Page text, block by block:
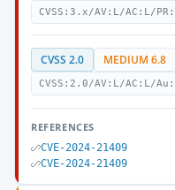
CVSS:3.x/AV:L/AC:L/
CVSS 2.0 MEDIUM 6.8
CVSS:2.0/AV:L/AC:L/
REFERENCES
CVE-2024-21409
CVE-2024-21409